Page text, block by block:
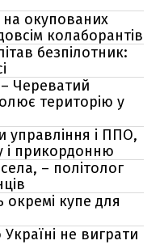
на окупованих
колаборантів
безпілотник:
Череватий
територію у
управління і ППО,
і прикордонню
– політолог
окремі купе для
не виграти